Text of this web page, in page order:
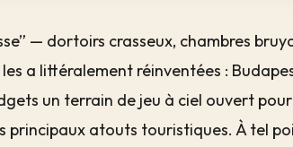
— dortoirs crasseux, chambres
a littéralement réinventées :
un terrain de jeu à ciel ouvert pour
principaux atouts touristiques. À tel